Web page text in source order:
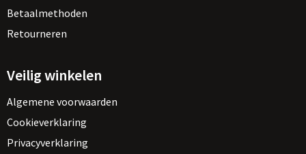
Betaalmethoden
Retourneren
Veilig winkelen
Algemene voorwaarden
Cookieverklaring
Privacyverklaring